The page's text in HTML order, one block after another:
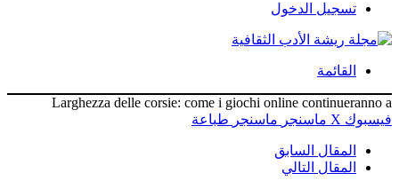
تسجيل الدخول
القائمة
Larghezza delle corsie: come i giochi online continueranno a
فيسبوك ‫X ماسنجر ماسنجر طباعة
المقال السابق
المقال التالي